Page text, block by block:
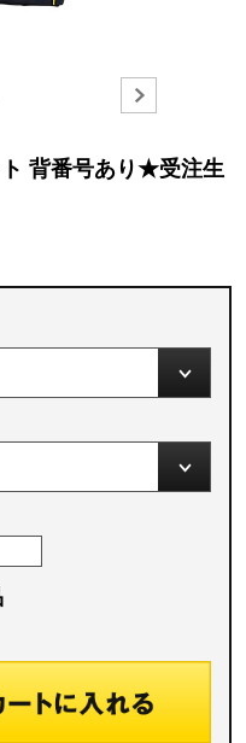
背番号あり★受注生